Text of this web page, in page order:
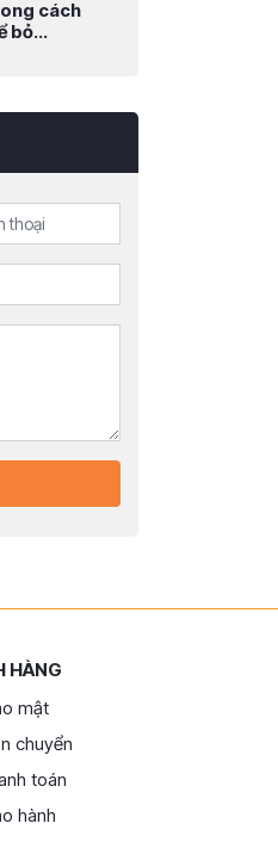
cách
bỏ...
HÀNG
mật
chuyển
toán
hành